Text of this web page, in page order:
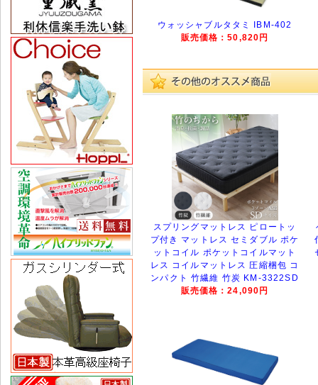
ウォッシャブルタタミ IBM-402
販売価格：50,820円
スプリングマットレス ピロートッ
プ付き マットレス セミダブル ポケ
ットコイル ポケットコイルマット
レス コイルマットレス 圧縮梱包 コ
ンパクト 竹繊維 竹炭 KM-3322SD
販売価格：24,090円